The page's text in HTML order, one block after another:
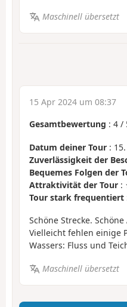
Maschinell übersetzt
15 Apr 2024 um 08:37
Gesamtbewertung : 4 /
Datum deiner Tour :
Zuverlässigkeit der
Bequemes Folgen der
Attraktivität der Tour :
Tour stark frequentiert
Schöne Strecke.
Vielleicht fehlen einige
Wassers: Fluss und
Maschinell übersetzt